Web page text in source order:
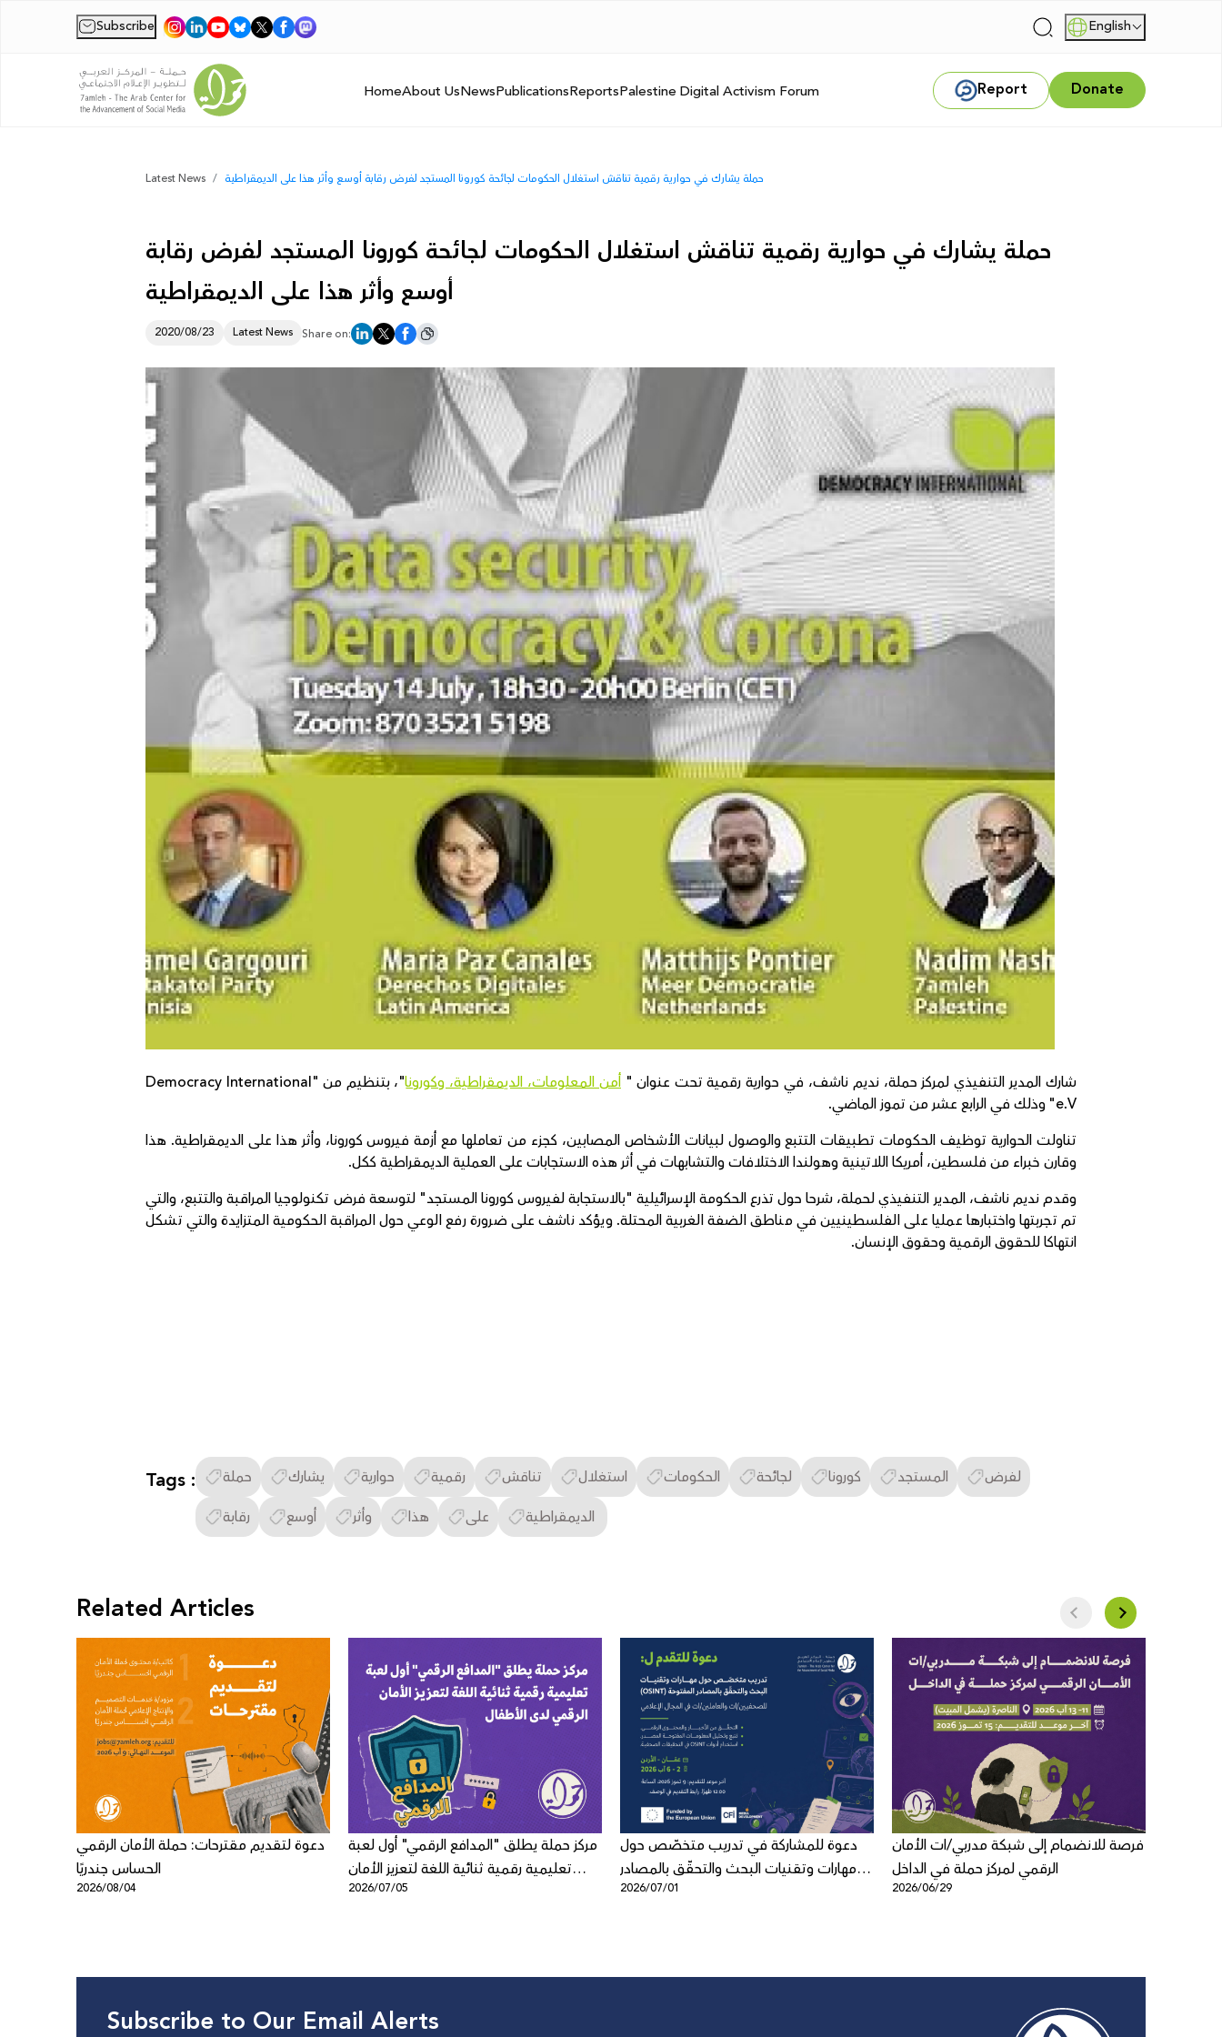
Subscribe | | English
HomeAbout UsNewsPublicationsReportsPalestine Digital Activism Forum Report Donate
Latest News
حملة يشارك في حوارية رقمية تناقش استغلال الحكومات لجائحة كورونا المستجد لفرض رقابة
2020/08/23 Latest News Share on:
شارك المدير التنفيذي لمركز حملة، نديم ناشف، في حوارية رقمية تحت عنوان " أمن المعلومات، الديمقراطية، وكورونا
"، بتنظيم من "Democracy International
e.V" وذلك في الرابع عشر من تموز الماضي.
تناولت الحوارية توظيف الحكومات تطبيقات التتبع والوصول لبيانات الأشخاص المصابين، كجزء من تعاملها مع أزمة فيروس كورونا، وأثر هذا على الديمقراطية. هذا
وقارن خبراء من فلسطين، أمريكا اللاتينية وهولندا الاختلافات والتشابهات في أثر هذه الاستجابات على العملية الديمقراطية ككل.
وقدم نديم ناشف، المدير التنفيذي لحملة، شرحا حول تذرع الحكومة الإسرائيلية "بالاستجابة لفيروس كورونا المستجد" لتوسعة فرض تكنولوجيا المراقبة والتتبع، والتي
تم تجربتها واختبارها عمليا على الفلسطينيين في مناطق الضفة الغربية المحتلة. ويؤكد ناشف على ضرورة رفع الوعي حول المراقبة الحكومية المتزايدة والتي تشكل
انتهاكا للحقوق الرقمية وحقوق الإنسان.
Tags : حملة يشارك حوارية رقمية تناقش استغلال الحكومات لجائحة كورونا المستجد
لفرض
رقابة
أوسع وأثر هذا على
Related Articles
دعوة لتقديم مقترحات: حملة الأمان الرقمي
الحساس جندريًا
2026/08/04
مركز حملة يطلق "المدافع الرقمي" أول لعبة
تعليمية رقمية ثنائية اللغة لتعزيز الأمان
الرقمي لدى الأطفال
2026/07/05
دعوة للمشاركة في تدريب متخصّص حول
مهارات وتقنيات البحث والتحقّق بالمصادر
المفتوحة
2026/07/01
فرصة للانضمام إلى شبكة مدربي/ات الأمان
الرقمي لمركز حملة في الداخل
2026/06/29
Subscribe to Our Email Alerts